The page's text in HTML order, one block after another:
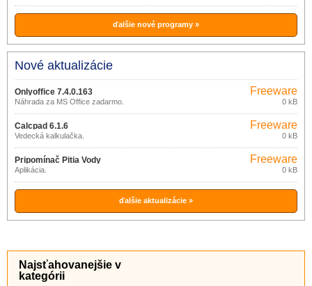
ďalšie nové programy »
Nové aktualizácie
Onlyoffice 7.4.0.163
Náhrada za MS Office zadarmo.
Freeware
0 kB
Calcpad 6.1.6
Vedecká kalkulačka.
Freeware
0 kB
Pripomínač Pitia Vody
Aplikácia.
Freeware
0 kB
ďalšie aktualizácie »
Najsťahovanejšie v
kategórii